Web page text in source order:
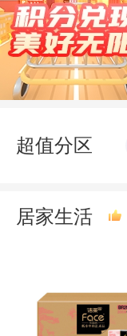
超值分区
居家生活